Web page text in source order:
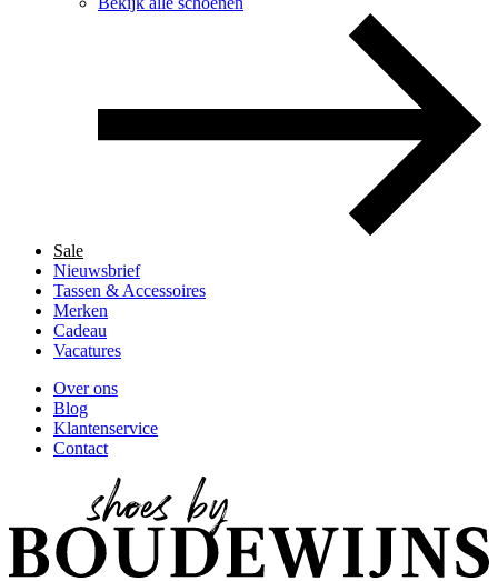
Sale
Nieuwsbrief
Tassen & Accessoires
Merken
Cadeau
Vacatures
Over ons
Blog
Klantenservice
Contact